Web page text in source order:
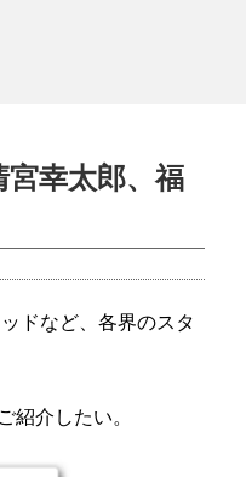
幸太郎、福
ドなど、各界のスタ
紹介したい。